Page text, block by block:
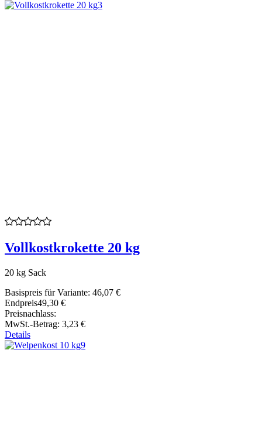
Vollkostkrokette 20 kg
20 kg Sack
Basispreis für Variante: 46,07 €
Endpreis49,30 €
Preisnachlass:
MwSt.-Betrag: 3,23 €
Details